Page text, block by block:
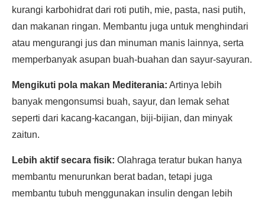
kurangi karbohidrat dari roti putih, mie, pasta, nasi putih,
dan makanan ringan. Membantu juga untuk menghindari
atau mengurangi jus dan minuman manis lainnya, serta
memperbanyak asupan buah-buahan dan sayur-sayuran.
Mengikuti pola makan Mediterania: Artinya lebih
banyak mengonsumsi buah, sayur, dan lemak sehat
seperti dari kacang-kacangan, biji-bijian, dan minyak
zaitun.
Lebih aktif secara fisik: Olahraga teratur bukan hanya
membantu menurunkan berat badan, tetapi juga
membantu tubuh menggunakan insulin dengan lebih